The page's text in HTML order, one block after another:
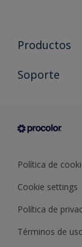
Productos
Todos los
Condiciones
Soporte
Sobre Procolor
Política de
Cookie settings
Política de
Términos de